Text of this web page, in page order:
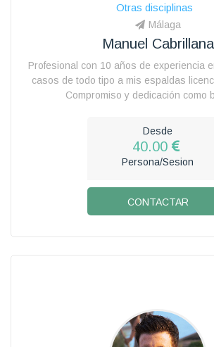
Otras disciplinas
Málaga
Manuel Cabrillana
Profesional con 10 años de experiencia
casos de todo tipo a mis espaldas
Compromiso y dedicación como
Desde
40.00
Persona/Sesion
CONTACTAR